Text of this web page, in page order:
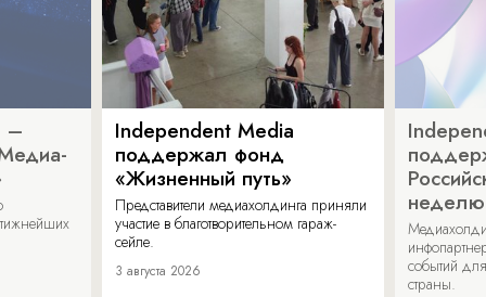
–
Independent Media
поддержал фонд
«Жизненный путь»
Представители медиахолдинга приняли
участие в благотворительном гараж-
сейле.
3 августа 2026
неделю
событий
страны.